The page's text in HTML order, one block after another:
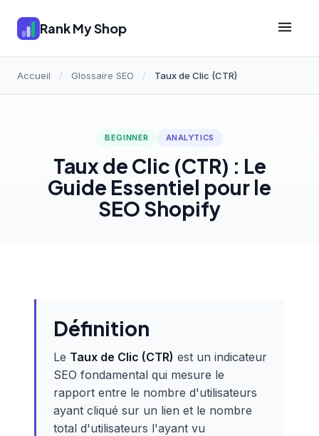
Rank My Shop
Accueil / Glossaire SEO / Taux de Clic (CTR)
BEGINNER ANALYTICS
Taux de Clic (CTR) : Le
Guide Essentiel pour le
SEO Shopify
Définition
Le Taux de Clic (CTR) est un indicateur
SEO fondamental qui mesure le
rapport entre le nombre d'utilisateurs
ayant cliqué sur un lien et le nombre
total d'utilisateurs l'ayant vu